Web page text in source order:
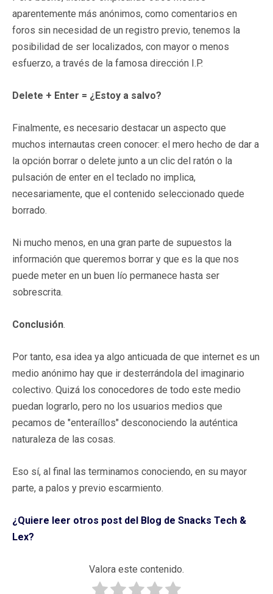
aparentemente más anónimos, como comentarios en
foros sin necesidad de un registro previo, tenemos la
posibilidad de ser localizados, con mayor o menos
esfuerzo, a través de la famosa dirección I.P.
Delete + Enter = ¿Estoy a salvo?
Finalmente, es necesario destacar un aspecto que
muchos internautas creen conocer: el mero hecho de dar a
la opción borrar o delete junto a un clic del ratón o la
pulsación de enter en el teclado no implica,
necesariamente, que el contenido seleccionado quede
borrado.
Ni mucho menos, en una gran parte de supuestos la
información que queremos borrar y que es la que nos
puede meter en un buen lío permanece hasta ser
sobrescrita.
Conclusión.
Por tanto, esa idea ya algo anticuada de que internet es un
medio anónimo hay que ir desterrándola del imaginario
colectivo. Quizá los conocedores de todo este medio
puedan lograrlo, pero no los usuarios medios que
pecamos de "enteraíllos" desconociendo la auténtica
naturaleza de las cosas.
Eso sí, al final las terminamos conociendo, en su mayor
parte, a palos y previo escarmiento.
¿Quiere leer otros post del Blog de Snacks Tech &
Lex?
Valora este contenido.